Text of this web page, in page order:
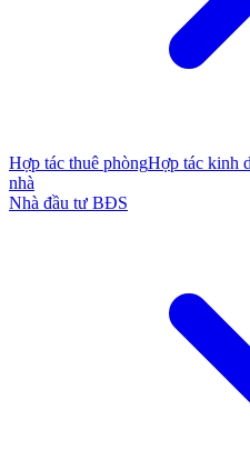
Hợp tác thuê phòngHợp tác kinh
nhà
Nhà đầu tư BĐS